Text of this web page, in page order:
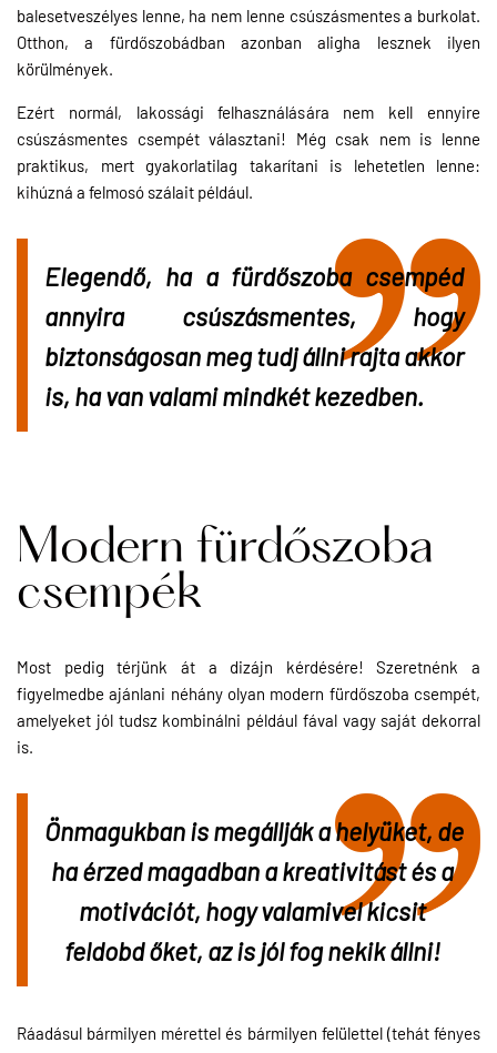
balesetveszélyes lenne, ha nem lenne csúszásmentes a burkolat.
Otthon, a fürdőszobádban azonban aligha lesznek ilyen
körülmények.
Ezért normál, lakossági felhasználására nem kell ennyire
csúszásmentes csempét választani! Még csak nem is lenne
praktikus, mert gyakorlatilag takarítani is lehetetlen lenne:
kihúzná a felmosó szálait például.
Elegendő, ha a fürdőszoba csempéd
annyira csúszásmentes, hogy
biztonságosan meg tudj állni rajta akkor
is, ha van valami mindkét kezedben.
Modern fürdőszoba
csempék
Most pedig térjünk át a dizájn kérdésére! Szeretnénk a
figyelmedbe ajánlani néhány olyan modern fürdőszoba csempét,
amelyeket jól tudsz kombinálni például fával vagy saját dekorral
is.
Önmagukban is megállják a helyüket, de
ha érzed magadban a kreativitást és a
motivációt, hogy valamivel kicsit
feldobd őket, az is jól fog nekik állni!
Ráadásul bármilyen mérettel és bármilyen felülettel (tehát fényes